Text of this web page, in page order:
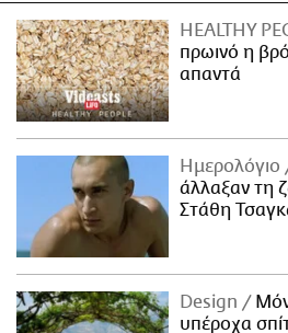
HEALTHY
πρωινό η
απαντά
Ημερολόγιο
άλλαξαν τη
Στάθη
Design
υπέροχα